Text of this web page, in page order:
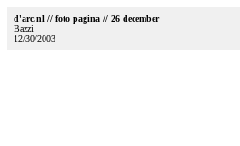
d'arc.nl // foto pagina // 26 december
Bazzi
12/30/2003